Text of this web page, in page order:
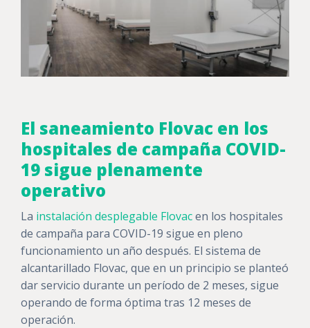
El saneamiento Flovac en los
hospitales de campaña COVID-
19 sigue plenamente
operativo
La instalación desplegable Flovacen los hospitales
de campaña para COVID-19 sigue en pleno
funcionamiento un año después. El sistema de
alcantarillado Flovac, que en un principio se planteó
dar servicio durante un período de 2 meses, sigue
operando de forma óptima tras 12 meses de
operación.